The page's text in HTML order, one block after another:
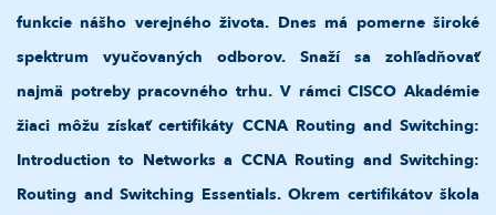
funkcie nášho verejného života. Dnes má pomerne široké
spektrum vyučovaných odborov. Snaží sa zohľadňovať
najmä potreby pracovného trhu. V rámci CISCO Akadémie
žiaci môžu získať certifikáty CCNA Routing and Switching:
Introduction to Networks a CCNA Routing and Switching:
Routing and Switching Essentials. Okrem certifikátov škola